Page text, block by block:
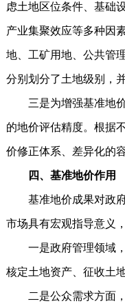
虑土地区位条件、基础
产业集聚效应等多种因
地、工矿用地、公共管
分别划分了土地级别，
三是为增强基准地价
的地价评估精度。根据
价修正体系、差异化的
四、基准地价作用
基准地价成果对政府
市场具有宏观指导意义
一是政府管理领域，
核定土地资产、征收土
二是公众需求方面，